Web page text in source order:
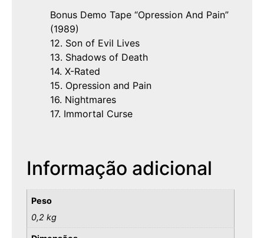
Bonus Demo Tape “Opression And Pain”
(1989)
12. Son of Evil Lives
13. Shadows of Death
14. X-Rated
15. Opression and Pain
16. Nightmares
17. Immortal Curse
Informação adicional
Peso
0,2 kg